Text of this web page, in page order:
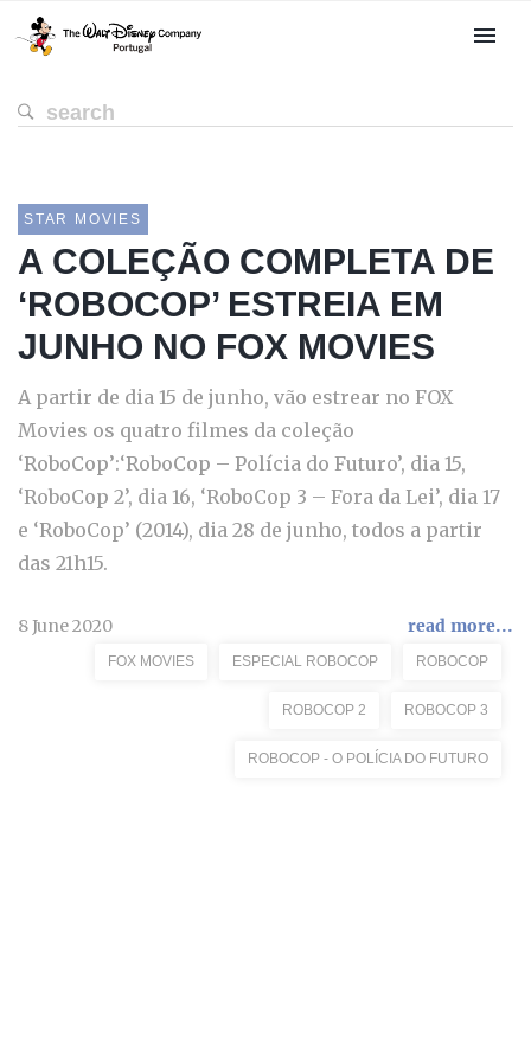
STAR MOVIES
A COLEÇÃO COMPLETA DE
‘ROBOCOP’ ESTREIA EM
JUNHO NO FOX MOVIES
A partir de dia 15 de junho, vão estrear no FOX
Movies os quatro filmes da coleção
‘RoboCop’:‘RoboCop – Polícia do Futuro’, dia 15,
‘RoboCop 2’, dia 16, ‘RoboCop 3 – Fora da Lei’, dia 17
e ‘RoboCop’ (2014), dia 28 de junho, todos a partir
das 21h15.
8 June 2020 read more...
FOX MOVIES ESPECIAL ROBOCOP ROBOCOP
ROBOCOP 2 ROBOCOP 3
ROBOCOP - O POLÍCIA DO FUTURO